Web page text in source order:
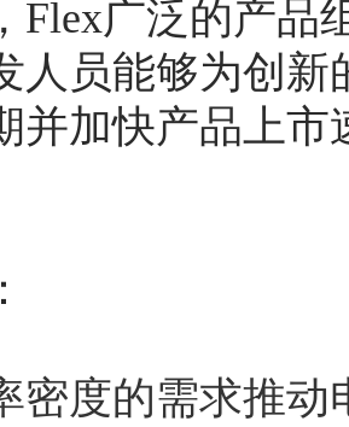
Flex广泛的产品
人员能够为创
并加快产品上市
密度的需求推